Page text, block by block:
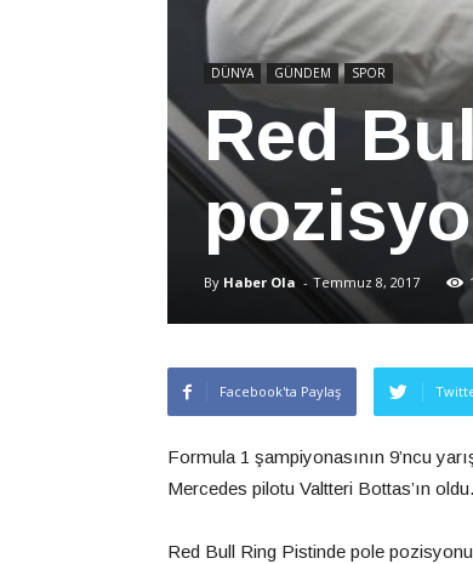
DÜNYA GÜNDEM SPOR
Red
By Haber Ola - Temmuz 8, 2017
Facebook'ta Paylaş
Formula 1 şampiyonasının 9’ncu
Mercedes pilotu Valtteri Bottas’ın oldu.
Red Bull Ring Pistinde pole